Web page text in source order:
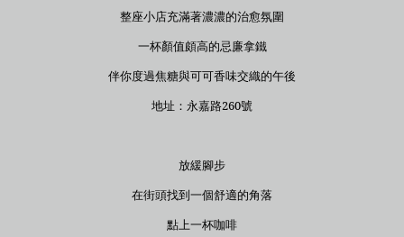
整座小店充滿著濃濃的治愈氛圍
一杯顏值頗高的忌廉拿鐵
伴你度過焦糖與可可香味交織的午後
地址：永嘉路260號
放緩腳步
在街頭找到一個舒適的角落
點上一杯咖啡